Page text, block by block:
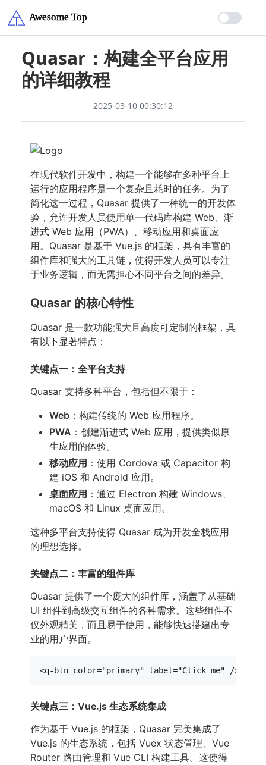
Quasar：构建全平台应用
的详细教程
2025-03-10 00:30:12
在现代软件开发中，构建一个能够在多种平台上
运行的应用程序是一个复杂且耗时的任务。为了
简化这一过程，Quasar 提供了一种统一的开发体
验，允许开发人员使用单一代码库构建 Web、渐
进式 Web 应用（PWA）、移动应用和桌面应
用。Quasar 是基于 Vue.js 的框架，具有丰富的
组件库和强大的工具链，使得开发人员可以专注
于业务逻辑，而无需担心不同平台之间的差异。
Quasar 的核心特性
Quasar 是一款功能强大且高度可定制的框架，具
有以下显著特点：
关键点一：全平台支持
Quasar 支持多种平台，包括但不限于：
Web ：构建传统的 Web 应用程序。
PWA ：创建渐进式 Web 应用，提供类似原
生应用的体验。
移动应用 ：使用 Cordova 或 Capacitor 构
建 iOS 和 Android 应用。
桌面应用 ：通过 Electron 构建 Windows、
macOS 和 Linux 桌面应用。
这种多平台支持使得 Quasar 成为开发全栈应用
的理想选择。
关键点二：丰富的组件库
Quasar 提供了一个庞大的组件库，涵盖了从基础
UI 组件到高级交互组件的各种需求。这些组件不
仅外观精美，而且易于使用，能够快速搭建出专
业的用户界面。
<q-btn color="primary" label="Click me" />
关键点三：Vue.js 生态系统集成
作为基于 Vue.js 的框架，Quasar 完美集成了
Vue.js 的生态系统，包括 Vuex 状态管理、Vue
Router 路由管理和 Vue CLI 构建工具。这使得